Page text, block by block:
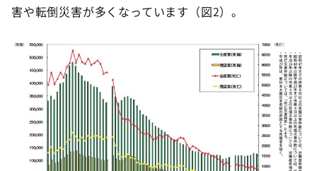
害や転倒災害が多くなっています（図2）。